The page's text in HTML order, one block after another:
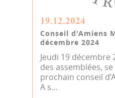
19.12.2024
Conseil d'Amiens
décembre 2024
Jeudi 19 décembre
des assemblées,
prochain conseil
A s...